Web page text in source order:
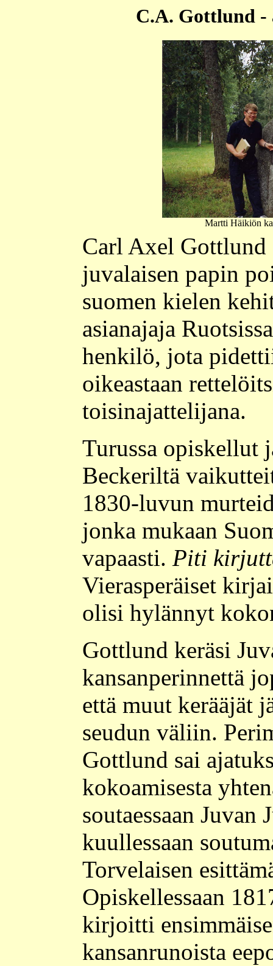
C.A. Gottlund -
Martti Häikiön
Carl Axel
juvalaisen papin
suomen kielen
asianajaja
henkilö, jota
oikeastaan
toisinajattelijana.
Turussa opiskellut
Beckeriltä
1830-luvun
jonka mukaan
vapaasti. Piti
Vierasperäiset
olisi hylännyt
Gottlund keräsi
kansanperinnettä
että muut kerääjät
seudun väliin.
Gottlund sai
kokoamisesta
soutaessaan
kuullessaan
Torvelaisen
Opiskellessaan
kirjoitti
kansanrunoista